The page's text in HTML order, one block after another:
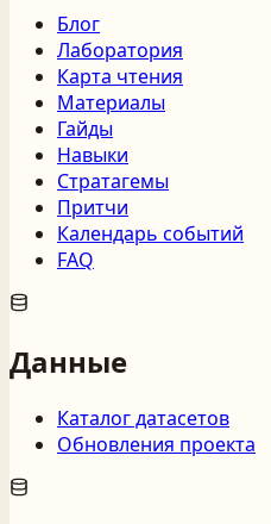
Блог
Лаборатория
Карта чтения
Материалы
Гайды
Навыки
Стратагемы
Притчи
Календарь событий
FAQ
Данные
Каталог датасетов
Обновления проекта